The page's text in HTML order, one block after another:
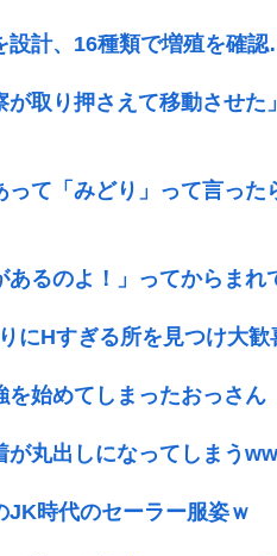
計、16種類で増殖を確
が取り押さえて移動させ
て「みどり」って言っ
あるのよ！」ってからま
にΗすぎる所を見つけ大歓
始めてしまったおっさん
が丸出しになってしまう
JK時代のセーラー服姿ｗ